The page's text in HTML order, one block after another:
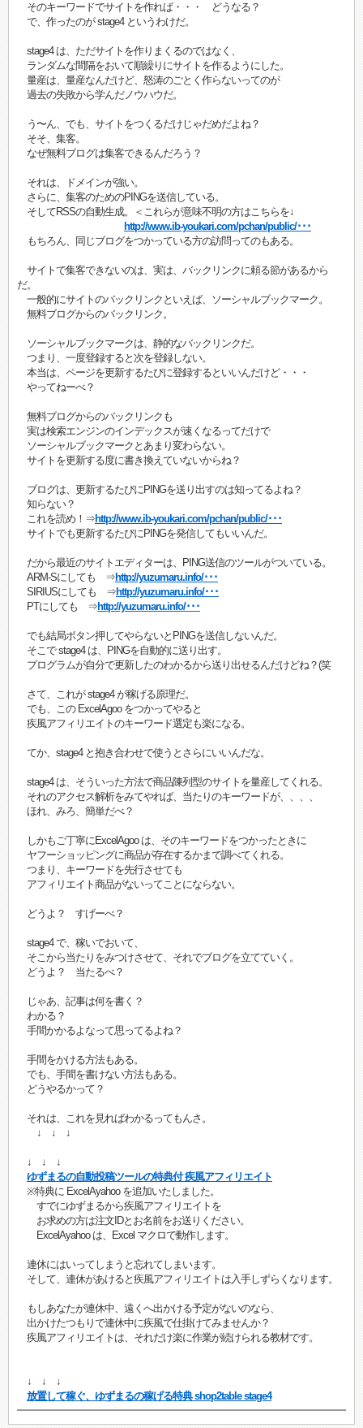
そのキーワードでサイトを作れば・・・ どうなる？
で、作ったのが stage4 というわけだ。
stage4 は、ただサイトを作りまくるのではなく、
ランダムな間隔をおいて順繰りにサイトを作るようにした。
量産は、量産なんだけど、怒涛のごとく作らないってのが
過去の失敗から学んだノウハウだ。
う〜ん、でも、サイトをつくるだけじゃだめだよね？
そそ、集客。
なぜ無料ブログは集客できるんだろう？
それは、ドメインが強い。
さらに、集客のためのPINGを送信している。
そしてRSSの自動生成。＜これらが意味不明の方はこちらを↓
http://www.ib-youkari.com/pchan/public/･･･
もちろん、同じブログをつかっている方の訪問ってのもある。
サイトで集客できないのは、実は、バックリンクに頼る節があるから
だ。
一般的にサイトのバックリンクといえば、ソーシャルブックマーク。
無料ブログからのバックリンク。
ソーシャルブックマークは、静的なバックリンクだ。
つまり、一度登録すると次を登録しない。
本当は、ページを更新するたびに登録するといいんだけど・・・
やってねーべ？
無料ブログからのバックリンクも
実は検索エンジンのインデックスが速くなるってだけで
ソーシャルブックマークとあまり変わらない。
サイトを更新する度に書き換えていないからね？
ブログは、更新するたびにPINGを送り出すのは知ってるよね？
知らない？
これを読め！⇒http://www.ib-youkari.com/pchan/public/･･･
サイトでも更新するたびにPINGを発信してもいいんだ。
だから最近のサイトエディターは、PING送信のツールがついている。
ARM-Sにしても ⇒http://yuzumaru.info/･･･
SIRIUSにしても ⇒http://yuzumaru.info/･･･
PTにしても ⇒http://yuzumaru.info/･･･
でも結局ボタン押してやらないとPINGを送信しないんだ。
そこで stage4 は、PINGを自動的に送り出す。
プログラムが自分で更新したのわかるから送り出せるんだけどね？(笑
さて、これが stage4 が稼げる原理だ。
でも、この ExcelAgoo をつかってやると
疾風アフィリエイトのキーワード選定も楽になる。
てか、stage4 と抱き合わせで使うとさらにいいんだな。
stage4 は、そういった方法で商品陳列型のサイトを量産してくれる。
それのアクセス解析をみてやれば、当たりのキーワードが、、、、
ほれ、みろ、簡単だべ？
しかもご丁寧にExcelAgoo は、そのキーワードをつかったときに
ヤフーショッピングに商品が存在するかまで調べてくれる。
つまり、キーワードを先行させても
アフィリエイト商品がないってことにならない。
どうよ？ すげーべ？
stage4 で、稼いでおいて、
そこから当たりをみつけさせて、それでブログを立てていく。
どうよ？ 当たるべ？
じゃあ、記事は何を書く？
わかる？
手間かかるよなって思ってるよね？
手間をかける方法もある。
でも、手間を書けない方法もある。
どうやるかって？
それは、これを見ればわかるってもんさ。
↓ ↓ ↓
↓ ↓ ↓
ゆずまるの自動投稿ツールの特典付 疾風アフィリエイト
※特典に ExcelAyahoo を追加いたしました。
すでにゆずまるから疾風アフィリエイトを
お求めの方は注文IDとお名前をお送りください。
ExcelAyahoo は、Excel マクロで動作します。
連休にはいってしまうと忘れてしまいます。
そして、連休があけると疾風アフィリエイトは入手しずらくなります。
もしあなたが連休中、遠くへ出かける予定がないのなら、
出かけたつもりで連休中に疾風で仕掛けてみませんか？
疾風アフィリエイトは、それだけ楽に作業が続けられる教材です。
↓ ↓ ↓
放置して稼ぐ、ゆずまるの稼げる特典 shop2table stage4